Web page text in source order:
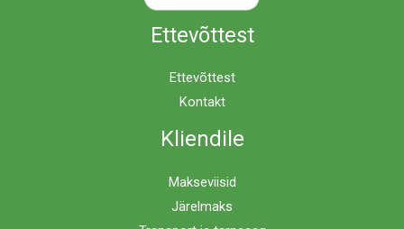
Ettevõttest
Ettevõttest
Kontakt
Kliendile
Makseviisid
Järelmaks